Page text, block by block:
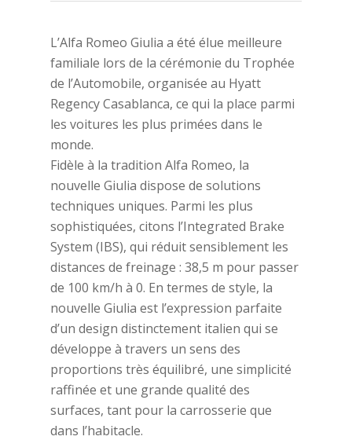
L’Alfa Romeo Giulia a été élue meilleure
familiale lors de la cérémonie du Trophée
de l’Automobile, organisée au Hyatt
Regency Casablanca, ce qui la place parmi
les voitures les plus primées dans le
monde.
Fidèle à la tradition Alfa Romeo, la
nouvelle Giulia dispose de solutions
techniques uniques. Parmi les plus
sophistiquées, citons l’Integrated Brake
System (IBS), qui réduit sensiblement les
distances de freinage : 38,5 m pour passer
de 100 km/h à 0. En termes de style, la
nouvelle Giulia est l’expression parfaite
d’un design distinctement italien qui se
développe à travers un sens des
proportions très équilibré, une simplicité
raffinée et une grande qualité des
surfaces, tant pour la carrosserie que
dans l’habitacle.